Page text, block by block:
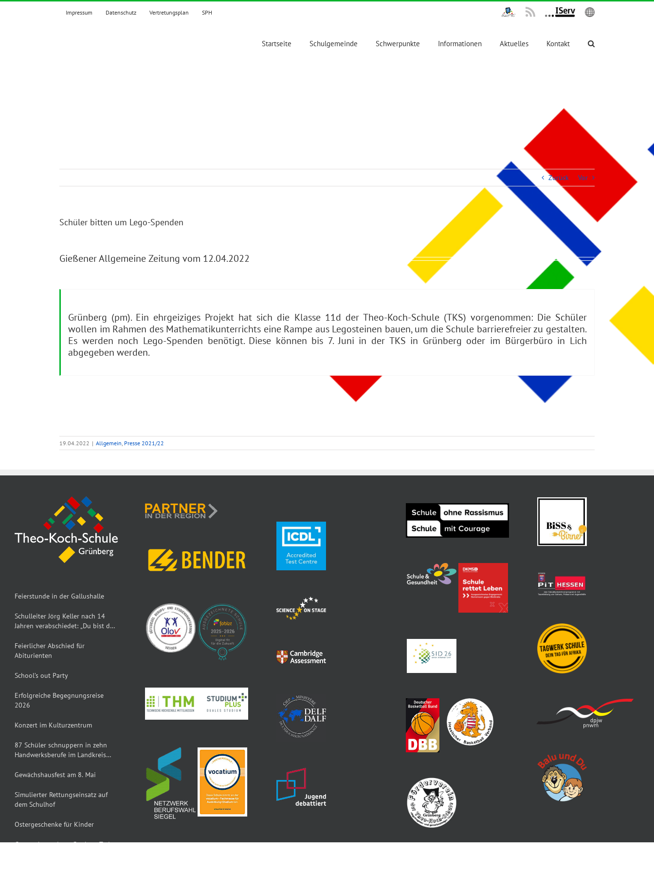
Zum
Impressum Datenschutz Vertretungsplan SPH IPadsTKS IServ English
Startseite Schulgemeinde Schwerpunkte Informationen Aktuelles Kontakt
Zurück Vor
Schüler bitten um Lego-Spenden
Gießener Allgemeine Zeitung vom 12.04.2022
Grünberg (pm). Ein ehrgeiziges Projekt hat sich die Klasse 11d der Theo-Koch-Schule (TKS) vorgenommen: Die Schüler
wollen im Rahmen des Mathematikunterrichts eine Rampe aus Legosteinen bauen, um die Schule barrierefreier zu gestalten.
Es werden noch Lego-Spenden benötigt. Diese können bis 7. Juni in der TKS in Grünberg oder im Bürgerbüro in Lich
abgegeben werden.
19.04.2022 | Allgemein Presse 2021/22
Feierstunde in der Gallushalle
Schulleiter Jörg Keller nach 14
Jahren verabschiedet: „Du bist der
Feierlicher Abschied für
Abiturienten
School’s out Party
Erfolgreiche Begegnungsreise
2026
Konzert im Kulturzentrum
87 Schüler schnuppern in zehn
Handwerksberufe im Landkreis
Gewächshausfest am 8. Mai
Simulierter Rettungseinsatz auf
dem Schulhof
Ostergeschenke für Kinder
Gesprächsrunde zu Sterben, Tod